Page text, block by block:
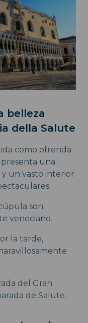
belleza
della Salute
como ofrenda
una
un vasto interior
son
veneciano.
la tarde,
del Gran
de Salute.